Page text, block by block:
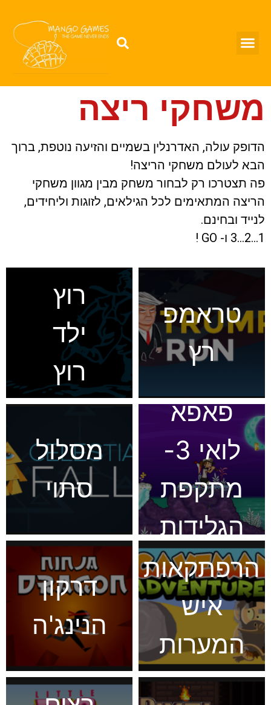
משחקי ריצה
הדופק עולה, האדרנלין בשמיים והזיעה נוטפת, ברוך
הבא לעולם משחקי הריצה!
פה תצטרכו רק לבחור משחק מבין מגוון משחקי
הריצה המתאימים לכל הגילאים, לזוגות וליחידים,
לנייד ובחינם.
1…2…3 ו- GO !
טראמפ
רץ
רוץ
ילד
רוץ
פאפא
לואי 3-
מתקפת
הגלידות
מסלול
סתוי
הרפתקאות
איש
המערות
דרקון
הנינג'ה